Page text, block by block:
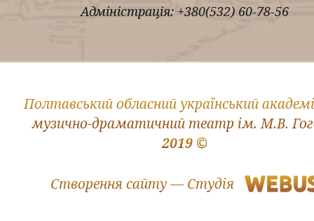
Адміністрація: +380(532) 60-78-56
2019 ©
Полтавський обласний український
музично-драматичний театр ім. М.В.
Створення сайту — Студія